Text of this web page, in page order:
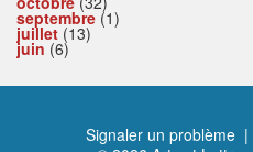
septembre (1)
juillet (13)
juin (6)
Signaler un problème |